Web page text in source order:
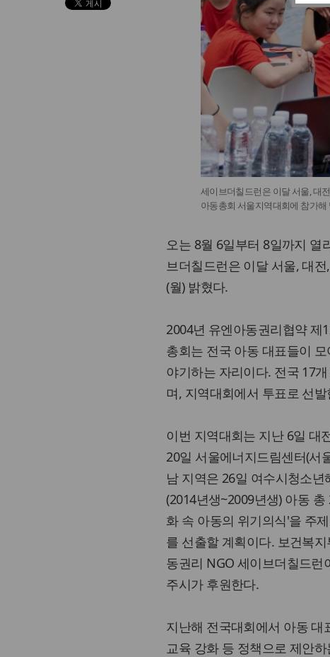
세이브더칠드런은 이달 서울, 대
아동총회 서울지역대회에 참가
오는 8월 6일부터 8일까지 열
브더칠드런은 이달 서울, 대
(월) 밝혔다.
2004년 유엔아동권리협약 제
총회는 전국 아동 대표들이
야기하는 자리이다. 전국 17
며, 지역대회에서 투표로 선
이번 지역대회는 지난 6일 대
20일 서울에너지드림센터(서
남 지역은 26일 여수시청소
(2014년생~2009년생) 아동
화 속 아동의 위기의식'을 주
를 선출할 계획이다. 보건복
동권리 NGO 세이브더칠드런
주시가 후원한다.
지난해 전국대회에서 아동
교육 강화 등 정책으로 제안